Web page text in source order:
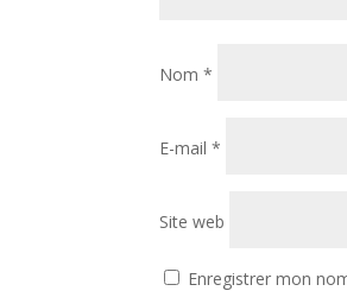
Nom*
E-mail*
Site web
Enregistrer mon